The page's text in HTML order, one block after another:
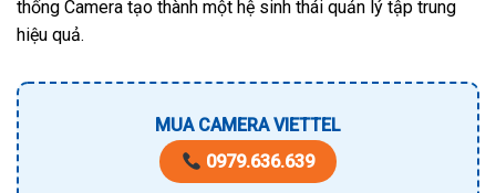
thống Camera tạo thành một hệ sinh thái quản lý tập trung
hiệu quả.
MUA CAMERA VIETTEL
0979.636.639